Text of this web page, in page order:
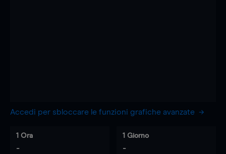
Accedi per sbloccare le funzioni grafiche avanzate
1 Ora
-
1 Giorno
-